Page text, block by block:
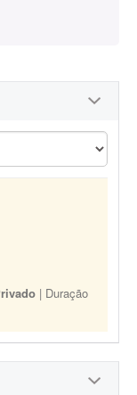
| Duração